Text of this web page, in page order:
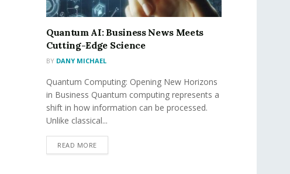
Quantum AI: Business News Meets
Cutting-Edge Science
BY DANY MICHAEL
Quantum Computing: Opening New Horizons
in Business Quantum computing represents a
shift in how information can be processed.
Unlike classical...
READ MORE